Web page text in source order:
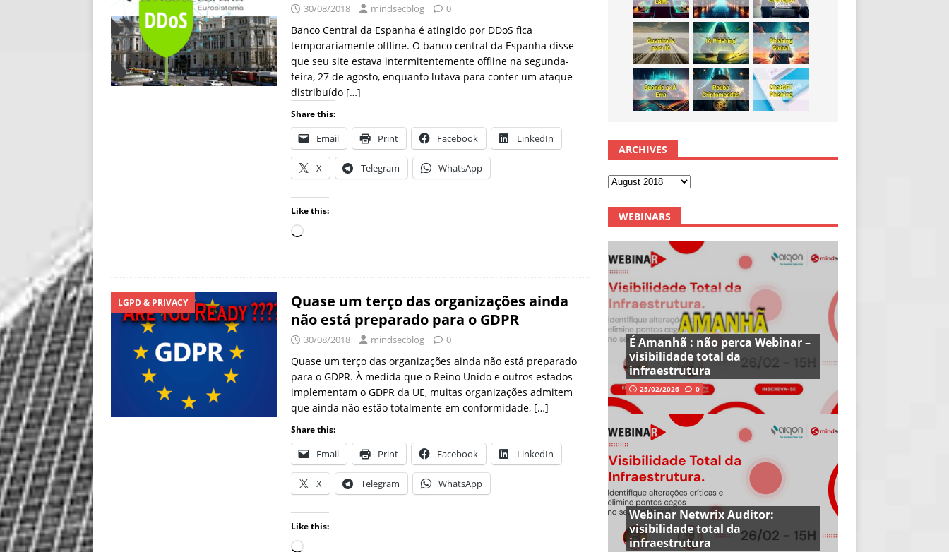
30/08/2018 mindsecblog 0
Banco Central da Espanha é atingido por DDoS fica
temporariamente offline. O banco central da Espanha disse
que seu site estava intermitentemente offline na segunda-
feira, 27 de agosto, enquanto lutava para conter um ataque
distribuído […]
Share this:
Email Print Facebook LinkedIn
X Telegram WhatsApp
Like this:
LGPD & PRIVACY
Quase um terço das organizações ainda
não está preparado para o GDPR
30/08/2018 mindsecblog 0
Quase um terço das organizações ainda não está preparado
para o GDPR. À medida que o Reino Unido e outros estados
implementam o GDPR da UE, muitas organizações admitem
que ainda não estão totalmente em conformidade, […]
Share this:
Email Print Facebook LinkedIn
X Telegram WhatsApp
Like this:
ARCHIVES
WEBINARS
É Amanhã : não perca Webinar –
visibilidade total da
infraestrutura
25/02/2026 0
Webinar Netwrix Auditor:
visibilidade total da
infraestrutura